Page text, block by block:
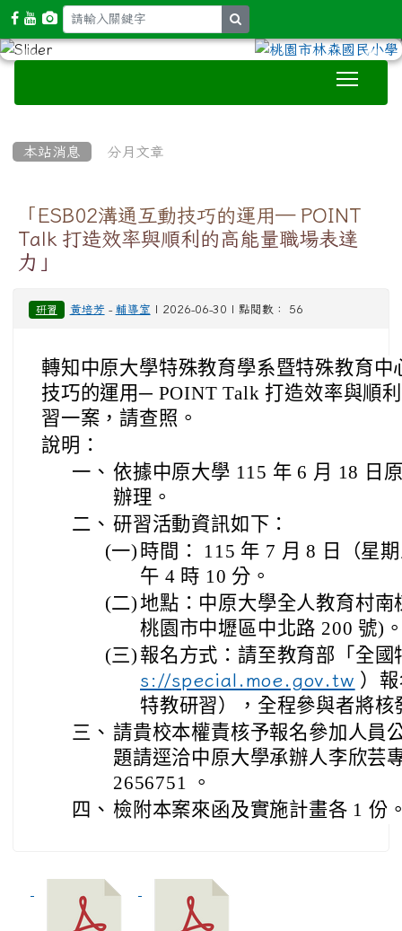
本站消息 分月文章
「ESB02溝通互動技巧的運用─ POINT
Talk 打造效率與順利的高能量職場表達
力」
研習 黃培芳 - 輔導室 | 2026-06-30 | 點閱數： 56
轉知中原大學特殊教育學系暨特殊教育中
技巧的運用─ POINT Talk 打造效率與順
習一案，請查照。
說明：
一、 依據中原大學 115 年 6 月 18 日
辦理。
二、 研習活動資訊如下：
(一) 時間： 115 年 7 月 8 日（星
午 4 時 10 分。
(二)地點：中原大學全人教育村
桃園市中壢區中北路 200 號)
(三) 報名方式：請至教育部「全
s://special.moe.gov.tw ）
特教研習），全程參與者將核
三、 請貴校本權責核予報名參加人員
題請逕洽中原大學承辦人李欣芸
2656751 。
四、 檢附本案來函及實施計畫各 1 份